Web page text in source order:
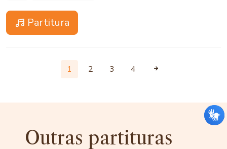
Partitura
1 2 3 4
Outras partituras